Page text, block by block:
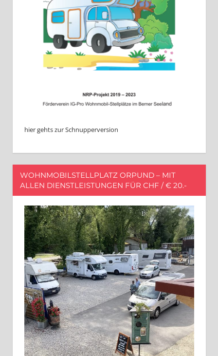
hier gehts zur Schnupperversion
WOHNMOBILSTELLPLATZ ORPUND – MIT
ALLEN DIENSTLEISTUNGEN FÜR CHF / € 20.-